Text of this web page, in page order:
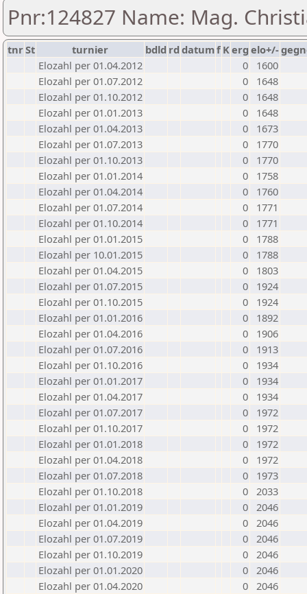
Pnr:124827 Name: Mag.
tnrSt turnier bdld rd datumf Kerg elo+/-
Elozahl per 01.04.2012
0
1600
Elozahl per 01.07.2012
0
1648
Elozahl per 01.10.2012
0
1648
Elozahl per 01.01.2013
0
1648
Elozahl per 01.04.2013
0
1673
Elozahl per 01.07.2013
0
1770
Elozahl per 01.10.2013
0
1770
Elozahl per 01.01.2014
0
1758
Elozahl per 01.04.2014
0
1760
Elozahl per 01.07.2014
0
1771
Elozahl per 01.10.2014
0
1771
Elozahl per 01.01.2015
0
1788
Elozahl per 10.01.2015
0
1788
Elozahl per 01.04.2015
0
1803
Elozahl per 01.07.2015
0
1924
Elozahl per 01.10.2015
0
1924
Elozahl per 01.01.2016
0
1892
Elozahl per 01.04.2016
0
1906
Elozahl per 01.07.2016
0
1913
Elozahl per 01.10.2016
0
1934
Elozahl per 01.01.2017
0
1934
Elozahl per 01.04.2017
0
1934
Elozahl per 01.07.2017
0
1972
Elozahl per 01.10.2017
0
1972
Elozahl per 01.01.2018
0
1972
Elozahl per 01.04.2018
0
1972
Elozahl per 01.07.2018
0
1973
Elozahl per 01.10.2018
0 2033
Elozahl per 01.01.2019
0 2046
Elozahl per 01.04.2019
0 2046
Elozahl per 01.07.2019
0 2046
Elozahl per 01.10.2019
0 2046
Elozahl per 01.01.2020
0 2046
Elozahl per 01.04.2020
0 2046